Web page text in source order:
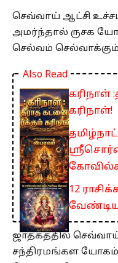
செவ்வாய் ஆட்சி
அமர்ந்தால் ருசக
செல்வம் செல்வாக்கும்
Also Read
கரிநாள்
கரிநாள்!
12
ஜாதகத்தில்
சந்திரமங்கள யோகம்